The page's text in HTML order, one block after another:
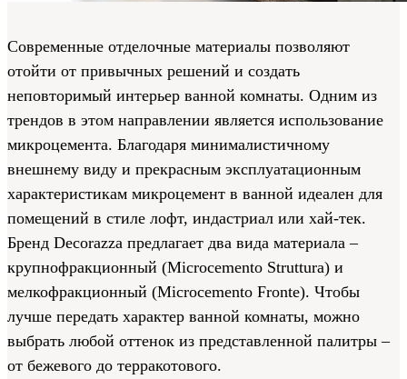
Современные отделочные материалы позволяют
отойти от привычных решений и создать
неповторимый интерьер ванной комнаты. Одним из
трендов в этом направлении является использование
микроцемента. Благодаря минималистичному
внешнему виду и прекрасным эксплуатационным
характеристикам микроцемент в ванной идеален для
помещений в стиле лофт, индастриал или хай-тек.
Бренд Decorazza предлагает два вида материала –
крупнофракционный (Microcemento Struttura) и
мелкофракционный (Microcemento Fronte). Чтобы
лучше передать характер ванной комнаты, можно
выбрать любой оттенок из представленной палитры –
от бежевого до терракотового.